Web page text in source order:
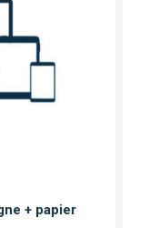
+ papier